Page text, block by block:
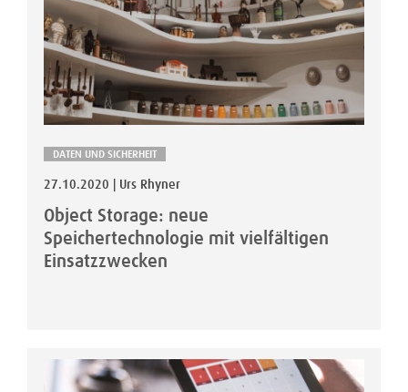
DATEN UND SICHERHEIT
27.10.2020 | Urs Rhyner
Object Storage: neue
Speichertechnologie mit vielfältigen
Einsatzzwecken